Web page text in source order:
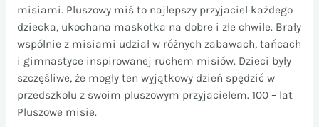
misiami. Pluszowy miś to najlepszy przyjaciel każdego
dziecka, ukochana maskotka na dobre i złe chwile. Brały
wspólnie z misiami udział w różnych zabawach, tańcach
i gimnastyce inspirowanej ruchem misiów. Dzieci były
szczęśliwe, że mogły ten wyjątkowy dzień spędzić w
przedszkolu z swoim pluszowym przyjacielem. 100 – lat
Pluszowe misie.